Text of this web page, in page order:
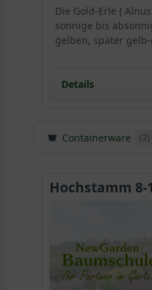
Die Gold-Erle (
sonnige bis
gelben, später
Details
Herkunft der
abgeleitet wird,
„zerrissen“
, ist in
Ein großer
Die
Containerware (2)
Hochstamm